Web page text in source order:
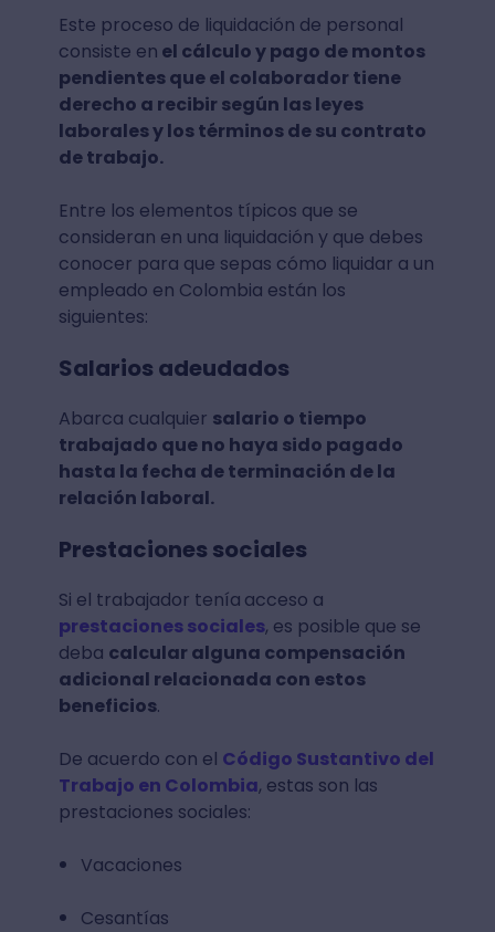
Este proceso de liquidación de personal
consiste en el cálculo y pago de montos
pendientes que el colaborador tiene
derecho a recibir según las leyes
laborales y los términos de su contrato
de trabajo.
Entre los elementos típicos que se
consideran en una liquidación y que debes
conocer para que sepas cómo liquidar a un
empleado en Colombia están los
siguientes:
Salarios adeudados
Abarca cualquier salario o tiempo
trabajado que no haya sido pagado
hasta la fecha de terminación de la
relación laboral.
Prestaciones sociales
Si el trabajador tenía acceso a
prestaciones sociales, es posible que se
deba calcular alguna compensación
adicional relacionada con estos
beneficios.
De acuerdo con el Código Sustantivo del
Trabajo en Colombia, estas son las
prestaciones sociales:
Vacaciones
Cesantías